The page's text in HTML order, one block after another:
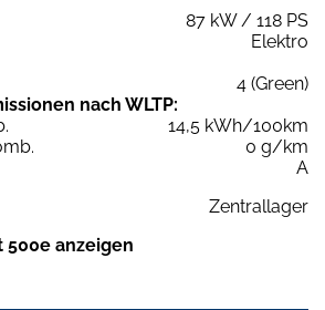
87 kW / 118 PS
Elektro
4 (Green)
nach WLTP:
14,5 kWh/100km
0 g/km
A
Zentrallager
500e anzeigen